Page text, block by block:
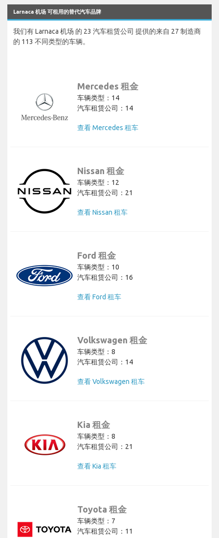
Larnaca 机场 可租用的替代汽车品牌
我们有 Larnaca 机场 的 23 汽车租赁公司 提供的来自 27 制造商
的 113 不同类型的车辆。
Mercedes 租金
车辆类型：14
汽车租赁公司：14
查看 Mercedes 租车
Nissan 租金
车辆类型：12
汽车租赁公司：21
查看 Nissan 租车
Ford 租金
车辆类型：10
汽车租赁公司：16
查看 Ford 租车
Volkswagen 租金
车辆类型：8
汽车租赁公司：14
查看 Volkswagen 租车
Kia 租金
车辆类型：8
汽车租赁公司：21
查看 Kia 租车
Toyota 租金
车辆类型：7
汽车租赁公司：11